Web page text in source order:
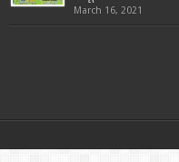
March 16, 2021